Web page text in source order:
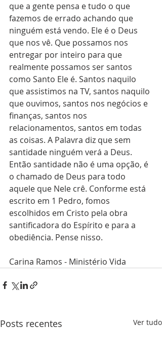
que a gente pensa e tudo o que
fazemos de errado achando que
ninguém está vendo. Ele é o Deus
que nos vê. Que possamos nos
entregar por inteiro para que
realmente possamos ser santos
como Santo Ele é. Santos naquilo
que assistimos na TV, santos naquilo
que ouvimos, santos nos negócios e
finanças, santos nos
relacionamentos, santos em todas
as coisas. A Palavra diz que sem
santidade ninguém verá a Deus.
Então santidade não é uma opção, é
o chamado de Deus para todo
aquele que Nele crê. Conforme está
escrito em 1 Pedro, fomos
escolhidos em Cristo pela obra
santificadora do Espírito e para a
obediência. Pense nisso.
Carina Ramos - Ministério Vida
Posts recentes Ver tudo